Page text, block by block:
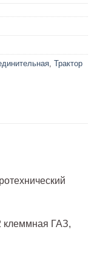
, Трактор
клеммная ГАЗ,